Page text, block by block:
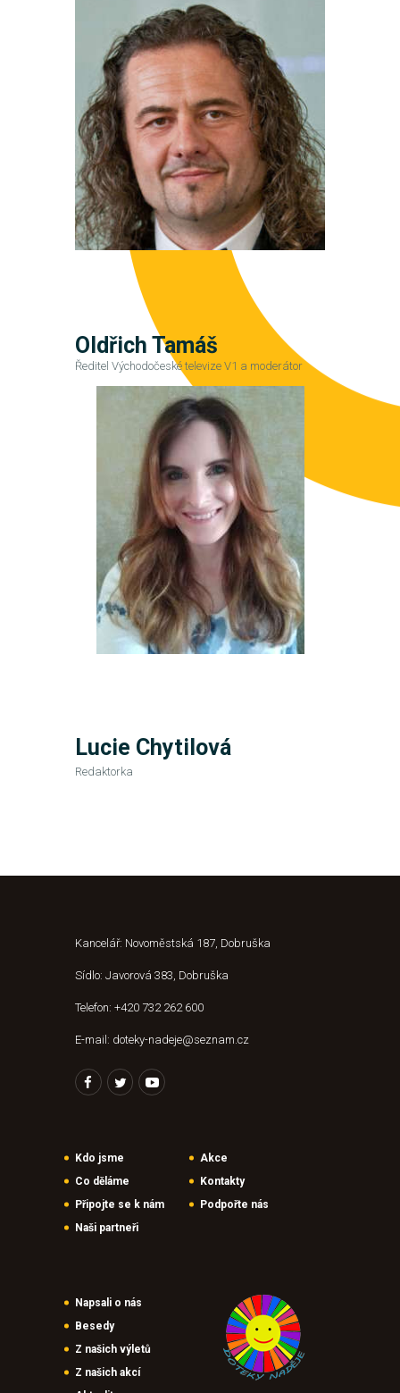
Oldřich Tamáš
Ředitel Východočeské televize V1 a moderátor
Lucie Chytilová
Redaktorka
Kancelář: Novoměstská 187, Dobruška
Sídlo: Javorová 383, Dobruška
Telefon: +420 732 262 600
E-mail: doteky-nadeje@seznam.cz
Kdo jsme
Co děláme
Připojte se k nám
Naši partneři
Akce
Kontakty
Podpořte nás
Napsali o nás
Besedy
Z našich výletů
Z našich akcí